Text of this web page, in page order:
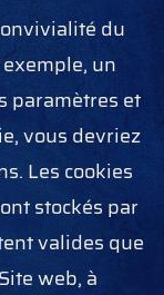
du
un
paramètres et
vous devriez
Les cookies
stockés par
valides que
web, à